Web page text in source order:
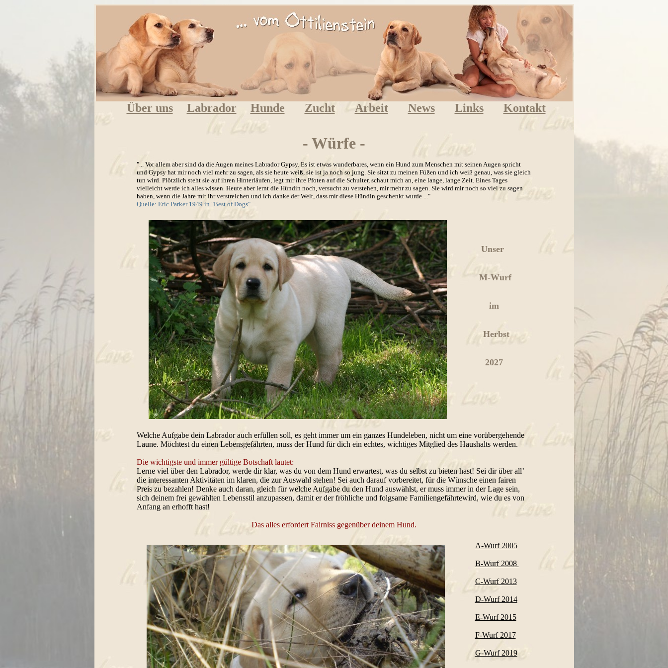
Über uns Labrador Hunde Zucht Arbeit News Links Kontakt
- Würfe -
"... Vor allem aber sind da die Augen meines Labrador Gypsy. Es ist etwas wunderbares, wenn ein Hund zum Menschen mit seinen Augen spricht
und Gypsy hat mir noch viel mehr zu sagen, als sie heute weiß, sie ist ja noch so jung. Sie sitzt zu meinen Füßen und ich weiß genau, was sie gleich
tun wird. Plötzlich steht sie auf ihren Hinterläufen, legt mir ihre Pfoten auf die Schulter, schaut mich an, eine lange, lange Zeit. Eines Tages
vielleicht werde ich alles wissen. Heute aber lernt die Hündin noch, versucht zu verstehen, mir mehr zu sagen. Sie wird mir noch so viel zu sagen
haben, wenn die Jahre mit ihr verstreichen und ich danke der Welt, dass mir diese Hündin geschenkt wurde ..."
Quelle: Eric Parker 1949 in "Best of Dogs"
Unser
M-Wurf
im
Herbst
2027
Welche Aufgabe dein Labrador auch erfüllen soll, es geht immer um ein ganzes Hundeleben, nicht um eine vorübergehende
Laune. Möchtest du einen Lebensgefährten, muss der Hund für dich ein echtes, wichtiges Mitglied des Haushalts werden.
Die wichtigste und immer gültige Botschaft lautet:
Lerne viel über den Labrador, werde dir klar, was du von dem Hund erwartest, was du selbst zu bieten hast! Sei dir über all’
die interessanten Aktivitäten im klaren, die zur Auswahl stehen! Sei auch darauf vorbereitet, für die Wünsche einen fairen
Preis zu bezahlen! Denke auch daran, gleich für welche Aufgabe du den Hund auswählst, er muss immer in der Lage sein,
sich deinem frei gewählten Lebensstil anzupassen, damit er der fröhliche und folgsame Familiengefährtewird, wie du es von
Anfang an erhofft hast!
Das alles erfordert Fairniss gegenüber deinem Hund.
A-Wurf 2005
B-Wurf 2008
C-Wurf 2013
D-Wurf 2014
E-Wurf 2015
F-Wurf 2017
G-Wurf 2019